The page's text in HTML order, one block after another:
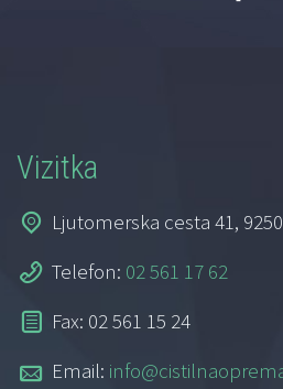
Vizitka
Ljutomerska cesta 41,
Telefon: 02 561 17 62
Fax: 02 561 15 24
Email: